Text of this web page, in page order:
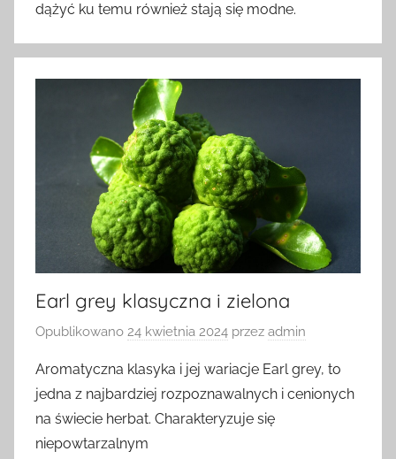
dążyć ku temu również stają się modne.
Earl grey klasyczna i zielona
Opublikowano 24 kwietnia 2024 przez admin
Aromatyczna klasyka i jej wariacje Earl grey, to
jedna z najbardziej rozpoznawalnych i cenionych
na świecie herbat. Charakteryzuje się
niepowtarzalnym